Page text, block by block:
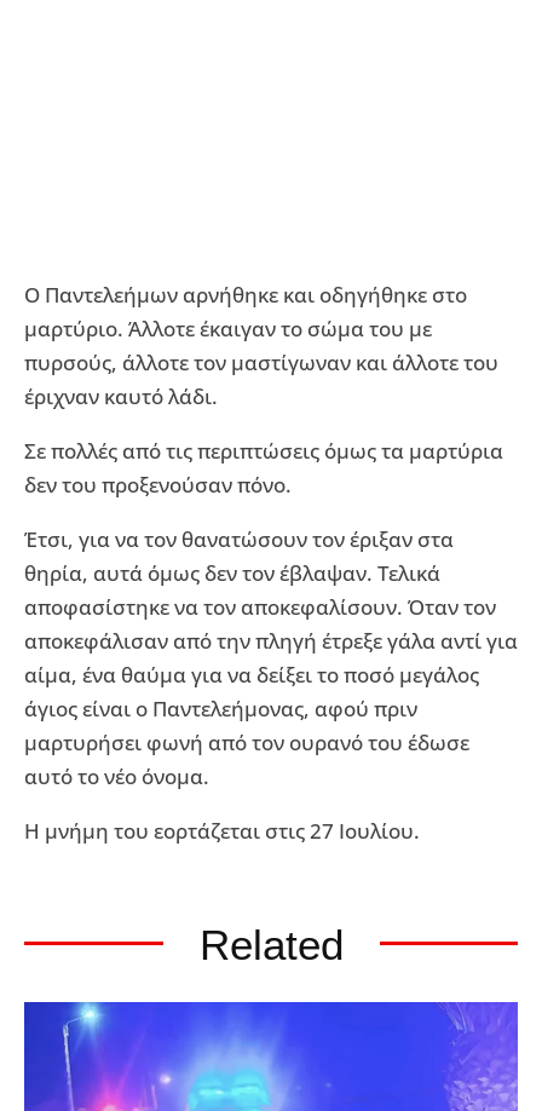
Ο Παντελεήμων αρνήθηκε και οδηγήθηκε στο
μαρτύριο. Άλλοτε έκαιγαν το σώμα του με
πυρσούς, άλλοτε τον μαστίγωναν και άλλοτε του
έριχναν καυτό λάδι.
Σε πολλές από τις περιπτώσεις όμως τα μαρτύρια
δεν του προξενούσαν πόνο.
Έτσι, για να τον θανατώσουν τον έριξαν στα
θηρία, αυτά όμως δεν τον έβλαψαν. Τελικά
αποφασίστηκε να τον αποκεφαλίσουν. Όταν τον
αποκεφάλισαν από την πληγή έτρεξε γάλα αντί για
αίμα, ένα θαύμα για να δείξει το ποσό μεγάλος
άγιος είναι ο Παντελεήμονας, αφού πριν
μαρτυρήσει φωνή από τον ουρανό του έδωσε
αυτό το νέο όνομα.
Η μνήμη του εορτάζεται στις 27 Ιουλίου.
Related